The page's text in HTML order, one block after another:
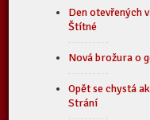
Den otevřených
Štítné
Nová brožura o
Opět se chystá
Strání